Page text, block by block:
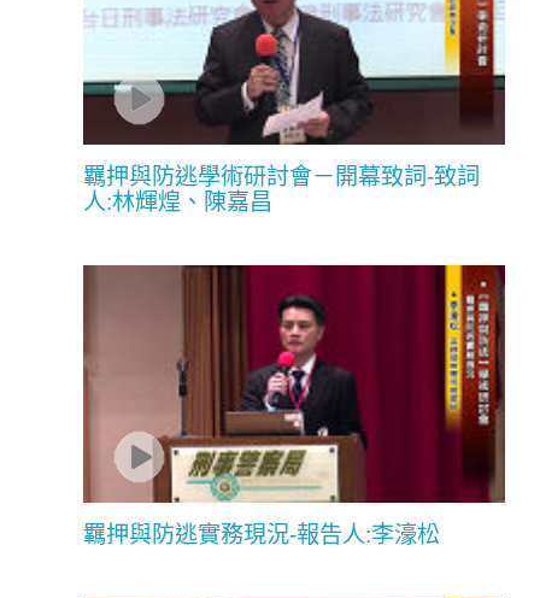
羈押與防逃學術研討會－開幕致詞-致詞
人:林輝煌、陳嘉昌
羈押與防逃實務現況-報告人:李濠松